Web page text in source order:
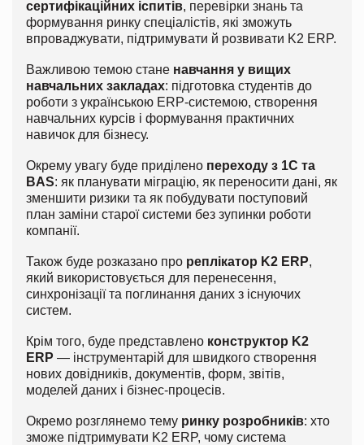
сертифікаційних іспитів, перевірки знань та
формування ринку спеціалістів, які зможуть
впроваджувати, підтримувати й розвивати K2 ERP.
Важливою темою стане навчання у вищих
навчальних закладах: підготовка студентів до
роботи з українською ERP-системою, створення
навчальних курсів і формування практичних
навичок для бізнесу.
Окрему увагу буде приділено переходу з 1С та
BAS: як планувати міграцію, як переносити дані, як
зменшити ризики та як побудувати поступовий
план заміни старої системи без зупинки роботи
компанії.
Також буде розказано про реплікатор K2 ERP,
який використовується для перенесення,
синхронізації та поглинання даних з існуючих
систем.
Крім того, буде представлено конструктор K2
ERP — інструментарій для швидкого створення
нових довідників, документів, форм, звітів,
моделей даних і бізнес-процесів.
Окремо розглянемо тему ринку розробників: хто
зможе підтримувати K2 ERP, чому система